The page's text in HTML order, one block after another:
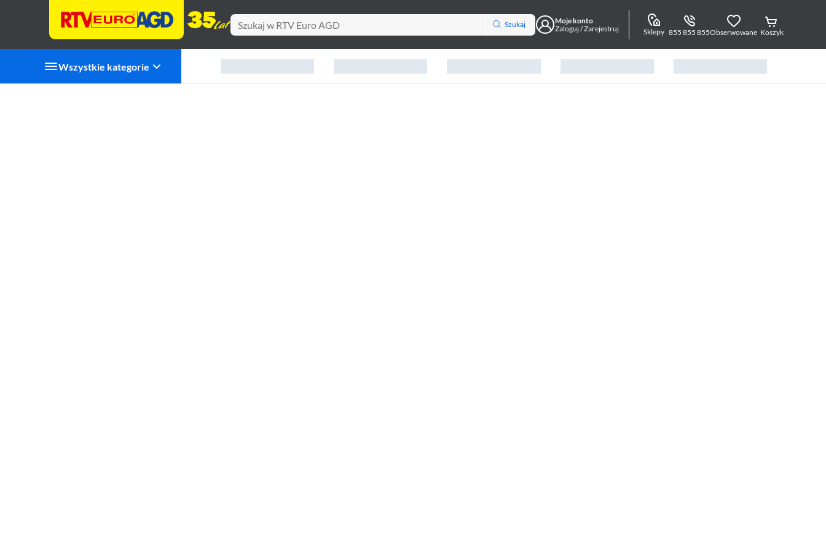
Szukaj
Moje konto
Zaloguj / Zarejestruj
Sklepy 855 855 855Obserwowane Koszyk
Wszystkie kategorie